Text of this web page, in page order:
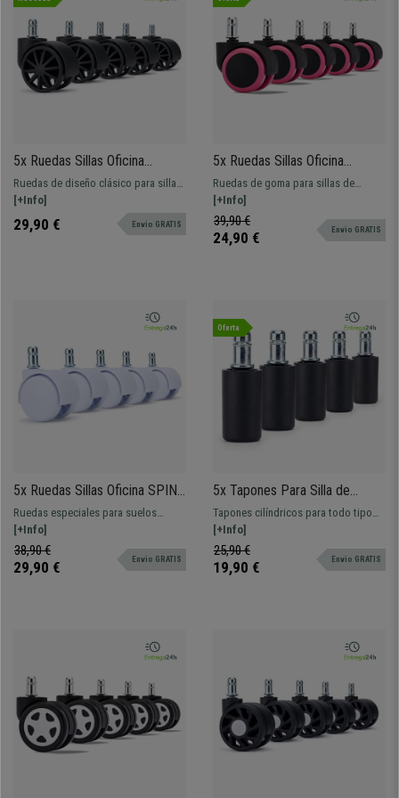
5x Ruedas Sillas Oficina
GROVE, 11x50mm, Diseño
Clásico, Color Negro
Ruedas de diseño clásico para sillas
de oficina, con 11mm de diámetro de
eje. Rodadura suave y silenciosa
sobre superficies alfombradas.
[+Info]
29,90 € Envio GRATIS
5x Ruedas Sillas Oficina
11x50mm, Recubrimiento
Goma, Protegen Suelo, Color
Rosa
Ruedas de goma para sillas de
oficina, con 11mm de diámetro de eje.
Muy resistentes, soportan hasta
150kg ¡El accesorio perfecto! Envío
[+Info]
39,90 €
24,90 € Envio GRATIS
5x Ruedas Sillas Oficina SPIN,
11x50mm, para Suelos
Alfombrados, color Blanco
Ruedas especiales para suelos
alfombrados o moqueta. ¡Perfectas
para un deslizamiento fluido y
silencioso!
[+Info]
38,90 €
29,90 € Envio GRATIS
Oferta
5x Tapones Para Silla de
Oficina PAD 20, Eje 11mm,
Antideslizantes, color Negro
Tapones cilíndricos para todo tipo
de suelos: resistentes y
antirayaduras. La solución ideal para
mantener tu silla de oficina
[+Info]
25,90 €
19,90 € Envio GRATIS